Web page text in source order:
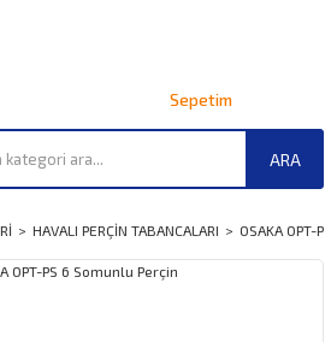
ARA
Sepetim
HAVALI PERÇİN TABANCALARI OSAKA OPT-